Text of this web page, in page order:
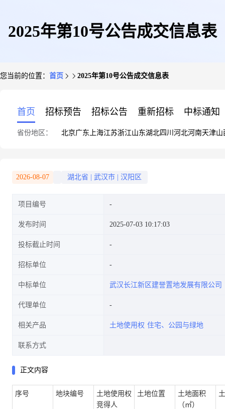
2025年第10号公告成交信息表
您当前的位置： 首页 2025年第10号公告成交信息表
首页 招标预告 招标公告 重新招标 中标通知
省份地区： 北京广东 上海江苏浙江山东湖北四川 河北河南天津山
2026-08-07 湖北省 武汉市 汉阳区
项目编号
发布时间 2025-07-03 10:17:03
投标截止时间
招标单位
中标单位 武汉长江新区建誉置地发展有限公司
代理单位
相关产品 土地使用权 住宅、公园与绿地
联系方式
正文内容
序号 地块编号
土地使用权
竞得人
土地位置
土地面积
（㎡）